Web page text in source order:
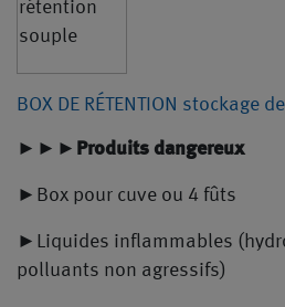
BOX DE RÉTENTION stockage
►►► Produits dangereux
►Box pour cuve ou 4 fûts
►Liquides inflammables
polluants non agressifs)